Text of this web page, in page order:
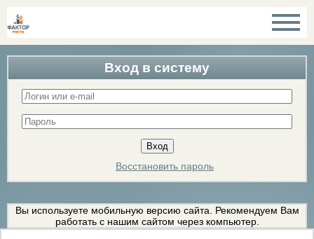
Вход в систему
Восстановить пароль
Вы используете мобильную версию сайта. Рекомендуем Вам
работать с нашим сайтом через компьютер.